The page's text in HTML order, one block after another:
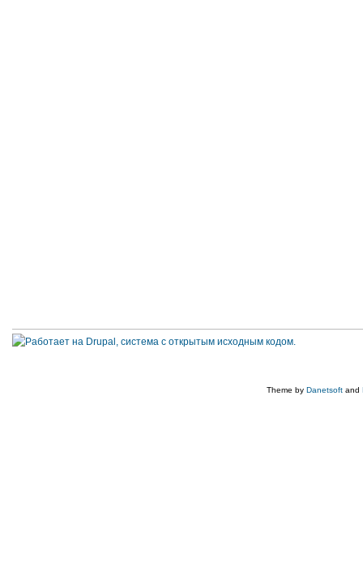
Theme by Danetsoft and